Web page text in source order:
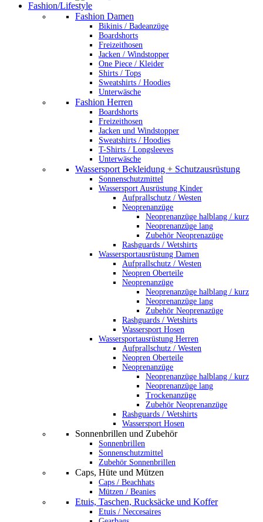
Fashion/Lifestyle
Fashion Damen
Bikinis / Badeanzüge
Boardshorts
Freizeithosen
Jacken / Windstopper
One Piece / Kleider
Shirts / Tops
Sweatshirts / Hoodies
Unterwäsche
Fashion Herren
Boardshorts
Freizeithosen
Jacken und Windstopper
Sweatshirts / Hoodies
T-Shirts / Longsleeves
Unterwäsche
Wassersport Bekleidung + Schutzausrüstung
Sonnenschutzmittel
Wassersport Ausrüstung Kinder
Aufprallschutz / Westen
Neoprenanzüge
Neoprenanzüge halblang / kurz
Neoprenanzüge lang
Zubehör Neoprenazüge
Rashguards / Wetshirts
Wassersportausrüstung Damen
Aufprallschutz / Westen
Neopren Oberteile
Neoprenanzüge
Neoprenanzüge halblang / kurz
Neoprenanzüge lang
Zubehör Neoprenazüge
Rashguards / Wetshirts
Wassersport Hosen
Wassersportausrüstung Herren
Aufprallschutz / Westen
Neopren Oberteile
Neoprenanzüge
Neoprenanzüge halblang / kurz
Neoprenanzüge lang
Trockenanzüge
Zubehör Neoprenanzüge
Rashguards / Wetshirts
Wassersport Hosen
Sonnenbrillen und Zubehör
Sonnenbrillen
Sonnenschutzmittel
Zubehör Sonnenbrillen
Caps, Hüte und Mützen
Caps / Beachhats
Mützen / Beanies
Etuis, Taschen, Rucksäcke und Koffer
Etuis / Neccesaires